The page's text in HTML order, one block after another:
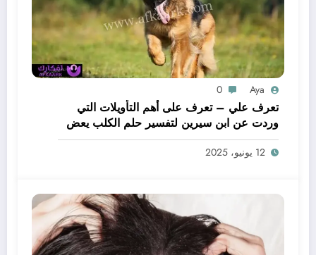
Aya
0
تعرف علي – تعرف على أهم التأويلات التي
وردت عن ابن سيرين لتفسير حلم الكلب يعض
يدي – بالتفصيل
12 يونيو، 2025